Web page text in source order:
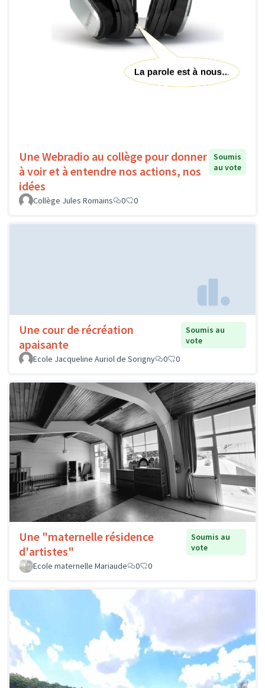
Une Webradio au collège pour donner
à voir et à entendre nos actions, nos
idées
Soumis
au vote
Collège Jules Romains 0 0
Une cour de récréation
apaisante
Soumis au
vote
Ecole Jacqueline Auriol de Sorigny
0 0
Une "maternelle résidence
d'artistes"
Soumis au
vote
Ecole maternelle Mariaude
0 0